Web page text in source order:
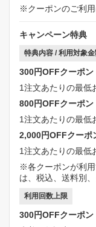
※クーポンのご利用
キャンペーン特典
特典内容 / 利用対象
300円OFFクーポン
1注文あたりの最低
800円OFFクーポン
1注文あたりの最低
2,000円OFFクーポ
1注文あたりの最低
※各クーポンが利
は、税込、送料別
利用回数上限
300円OFFクーポン